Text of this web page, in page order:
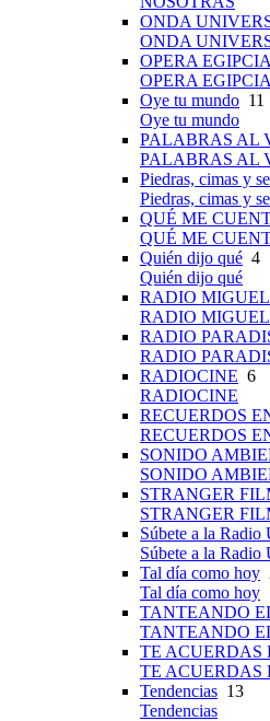
ONDA
ONDA
OPERA EGIPCIA
OPERA EGIPCIA
Oye tu mundo 11
Oye tu mundo
PALABRAS AL
PALABRAS AL
Piedras, cimas y
Piedras, cimas y
QUÉ ME
QUÉ ME
Quién dijo qué 4
Quién dijo qué
RADIO
RADIO
RADIO
RADIO
RADIOCINE 6
RADIOCINE
RECUERDOS
RECUERDOS
SONIDO
SONIDO
STRANGER
STRANGER
Súbete a la Radio
Súbete a la Radio
Tal día como hoy
Tal día como hoy
TANTEANDO
TANTEANDO
TE ACUERDAS
TE ACUERDAS
Tendencias 13
Tendencias